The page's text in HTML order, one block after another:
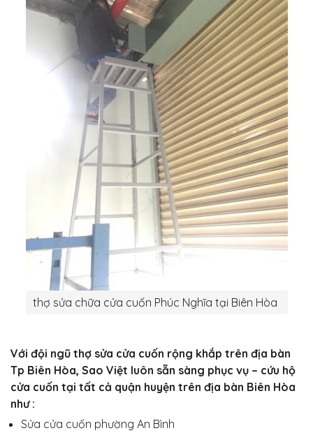
thợ sửa chữa cửa cuốn Phúc Nghĩa tại Biên Hòa
Với đội ngũ thợ sửa cửa cuốn rộng khắp trên địa bàn
Tp Biên Hòa, Sao Việt luôn sẵn sàng phục vụ – cứu hộ
cửa cuốn tại tất cả quận huyện trên địa bàn Biên Hòa
như :
Sửa cửa cuốn phường An Bình